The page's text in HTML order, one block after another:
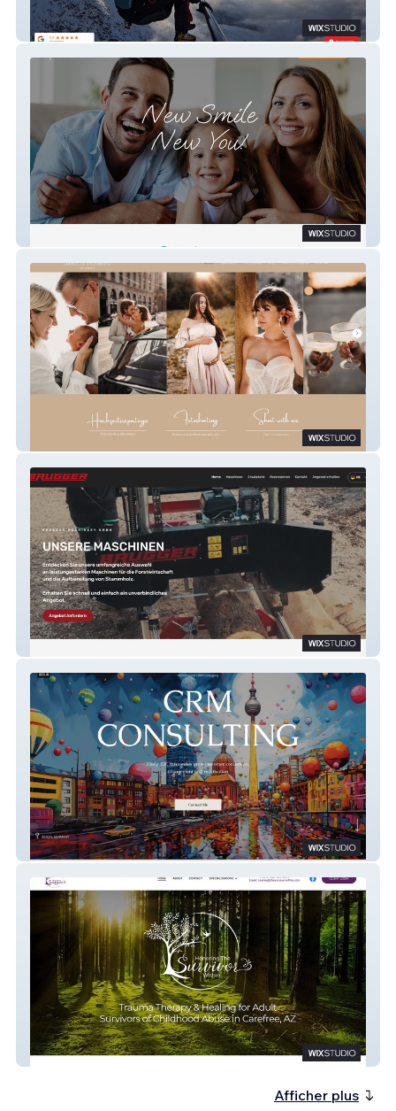
Zermatt Paragliding
DanielaDorbritzFoto
BRUGGER MACHINERY
CRM.BERLIN
thesurvivorwithin
Afficher plus